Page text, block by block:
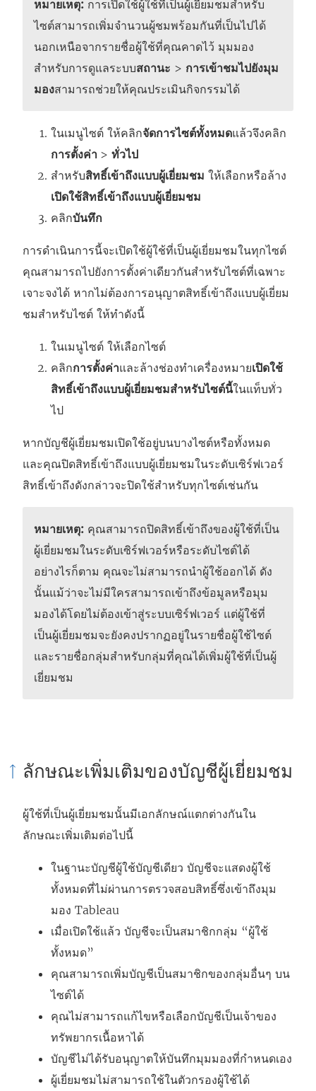
หมายเหตุ: การเปิดใช้ผู้ใช้ที่เป็นผู้เยี่ยมชมสำหรับ
ไซต์สามารถเพิ่มจำนวนผู้ชมพร้อมกันที่เป็นไปได้
นอกเหนือจากรายชื่อผู้ใช้ที่คุณคาดไว้ มุมมอง
สำหรับการดูแลระบบสถานะ > การเข้าชมไปยังมุม
มองสามารถช่วยให้คุณประเมินกิจกรรมได้
ในเมนูไซต์ ให้คลิกจัดการไซต์ทั้งหมดแล้วจึงคลิก
การตั้งค่า > ทั่วไป
สำหรับสิทธิ์เข้าถึงแบบผู้เยี่ยมชม ให้เลือกหรือล้าง
เปิดใช้สิทธิ์เข้าถึงแบบผู้เยี่ยมชม
คลิกบันทึก
การดำเนินการนี้จะเปิดใช้ผู้ใช้ที่เป็นผู้เยี่ยมชมในทุกไซต์
คุณสามารถไปยังการตั้งค่าเดียวกันสำหรับไซต์ที่เฉพาะ
เจาะจงได้ หากไม่ต้องการอนุญาตสิทธิ์เข้าถึงแบบผู้เยี่ยม
ชมสำหรับไซต์ ให้ทำดังนี้
ในเมนูไซต์ ให้เลือกไซต์
คลิกการตั้งค่าและล้างช่องทำเครื่องหมายเปิดใช้
สิทธิ์เข้าถึงแบบผู้เยี่ยมชมสำหรับไซต์นี้ในแท็บทั่ว
ไป
หากบัญชีผู้เยี่ยมชมเปิดใช้อยู่บนบางไซต์หรือทั้งหมด
และคุณปิดสิทธิ์เข้าถึงแบบผู้เยี่ยมชมในระดับเซิร์ฟเวอร์
สิทธิ์เข้าถึงดังกล่าวจะปิดใช้สำหรับทุกไซต์เช่นกัน
หมายเหตุ: คุณสามารถปิดสิทธิ์เข้าถึงของผู้ใช้ที่เป็น
ผู้เยี่ยมชมในระดับเซิร์ฟเวอร์หรือระดับไซต์ได้
อย่างไรก็ตาม คุณจะไม่สามารถนำผู้ใช้ออกได้ ดัง
นั้นแม้ว่าจะไม่มีใครสามารถเข้าถึงข้อมูลหรือมุม
มองได้โดยไม่ต้องเข้าสู่ระบบเซิร์ฟเวอร์ แต่ผู้ใช้ที่
เป็นผู้เยี่ยมชมจะยังคงปรากฏอยู่ในรายชื่อผู้ใช้ไซต์
และรายชื่อกลุ่มสำหรับกลุ่มที่คุณได้เพิ่มผู้ใช้ที่เป็นผู้
เยี่ยมชม
ลักษณะเพิ่มเติมของบัญชีผู้เยี่ยมชม
ผู้ใช้ที่เป็นผู้เยี่ยมชมนั้นมีเอกลักษณ์แตกต่างกันใน
ลักษณะเพิ่มเติมต่อไปนี้
ในฐานะบัญชีผู้ใช้บัญชีเดียว บัญชีจะแสดงผู้ใช้
ทั้งหมดที่ไม่ผ่านการตรวจสอบสิทธิ์ซึ่งเข้าถึงมุม
มอง Tableau
เมื่อเปิดใช้แล้ว บัญชีจะเป็นสมาชิกกลุ่ม “ผู้ใช้
ทั้งหมด”
คุณสามารถเพิ่มบัญชีเป็นสมาชิกของกลุ่มอื่นๆ บน
ไซต์ได้
คุณไม่สามารถแก้ไขหรือเลือกบัญชีเป็นเจ้าของ
ทรัพยากรเนื้อหาได้
บัญชีไม่ได้รับอนุญาตให้บันทึกมุมมองที่กำหนดเอง
ผู้เยี่ยมชมไม่สามารถใช้ในตัวกรองผู้ใช้ได้